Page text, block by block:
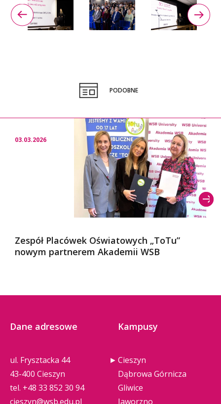
PODOBNE
03.03.2026
Zespół Placówek Oświatowych „ToTu”
nowym partnerem Akademii WSB
Dane adresowe
ul. Frysztacka 44
43-400 Cieszyn
tel. +48 33 852 30 94
cieszyn@wsb.edu.pl
Kampusy
Cieszyn
Dąbrowa Górnicza
Gliwice
Jaworzno